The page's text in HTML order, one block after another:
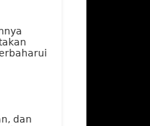
dan